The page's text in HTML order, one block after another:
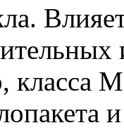
класса